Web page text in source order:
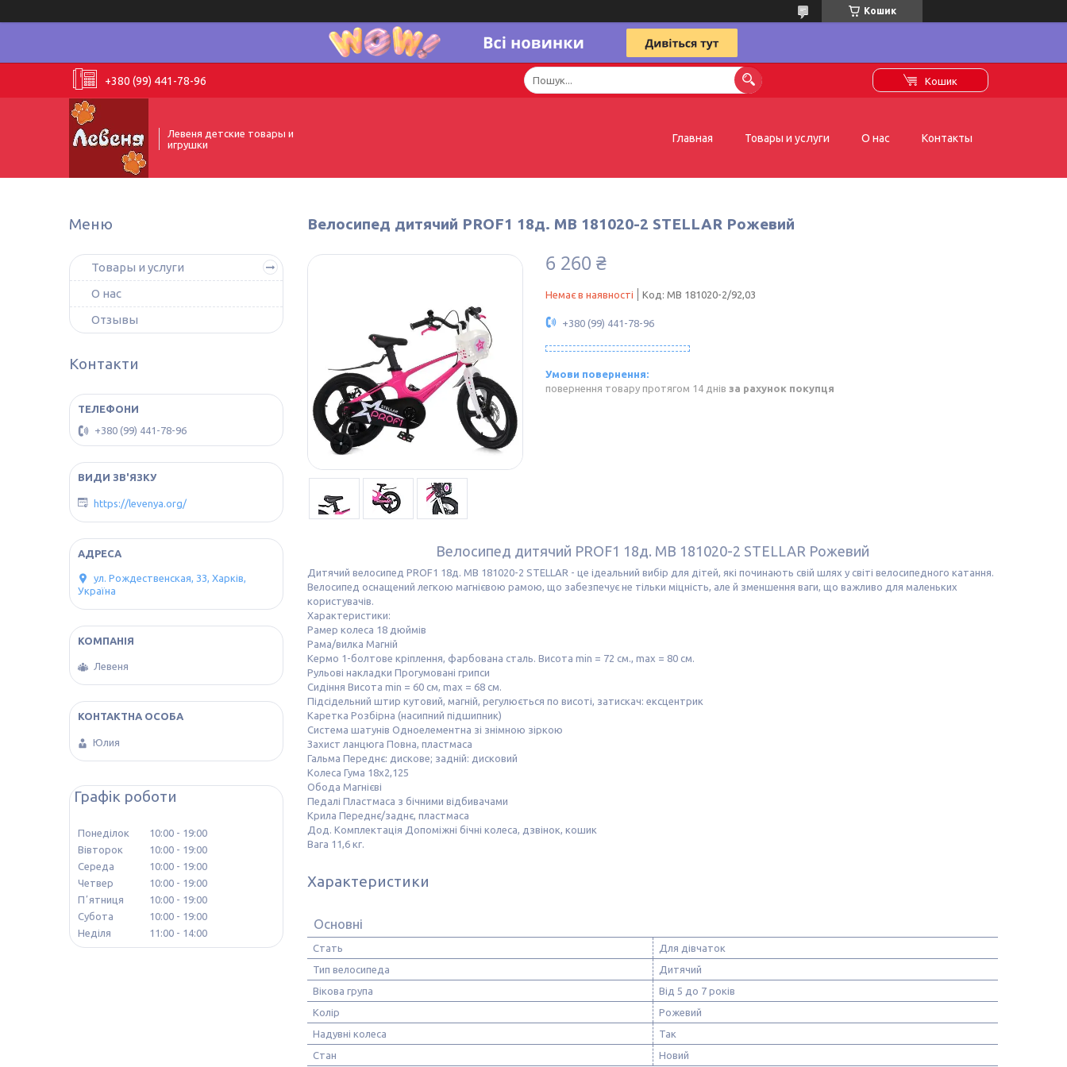
Кошик
+380 (99) 441-78-96 Кошик
Левеня детские товары и
игрушки
Главная Товары и услуги О нас Контакты
Велосипед дитячий PROF1 18д. MB 181020-2 STELLAR Рожевий
6 260 ₴
Немає в наявності Код: MB 181020-2/92,03
+380 (99) 441-78-96
повернення товару протягом 14 днів за рахунок покупця
Велосипед дитячий PROF1 18д. MB 181020-2 STELLAR Рожевий
Дитячий велосипед PROF1 18д. MB 181020-2 STELLAR - це ідеальний вибір для дітей, які починають свій шлях у світі велосипедного катання.
Велосипед оснащений легкою магнієвою рамою, що забезпечує не тільки міцність, але й зменшення ваги, що важливо для маленьких
користувачів.
Характеристики:
Рамер колеса 18 дюймів
Рама/вилка Магній
Кермо 1-болтове кріплення, фарбована сталь. Висота min = 72 см., max = 80 см.
Рульові накладки Прогумовані грипси
Сидіння Висота min = 60 см, max = 68 см.
Підсідельний штир кутовий, магній, регулюється по висоті, затискач: ексцентрик
Каретка Розбірна (насипний підшипник)
Система шатунів Одноелементна зі знімною зіркою
Захист ланцюга Повна, пластмаса
Гальма Переднє: дискове; задній: дисковий
Колеса Гума 18х2,125
Обода Магнієві
Педалі Пластмаса з бічними відбивачами
Крила Переднє/заднє, пластмаса
Дод. Комплектація Допоміжні бічні колеса, дзвінок, кошик
Вага 11,6 кг.
Характеристики
Основні
Стать
Для дівчаток
Тип велосипеда
Дитячий
Вікова група
Від 5 до 7 років
Колір
Рожевий
Надувні колеса
Так
Стан
Новий
Товары и услуги
О нас
Отзывы
Контакти
+380 (99) 441-78-96
https://levenya.org/
ул. Рождественская, 33, Харків,
Україна
Левеня
Юлия
Графік роботи
Понеділок 10:00
19:00
Вівторок
10:00
19:00
Середа
10:00
19:00
Четвер
10:00
19:00
Пʼятниця
10:00
19:00
Субота
10:00
19:00
Неділя
11:00 14:00